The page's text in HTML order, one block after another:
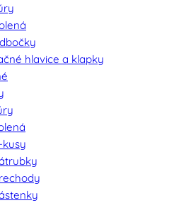
hlavice a klapky
kusy